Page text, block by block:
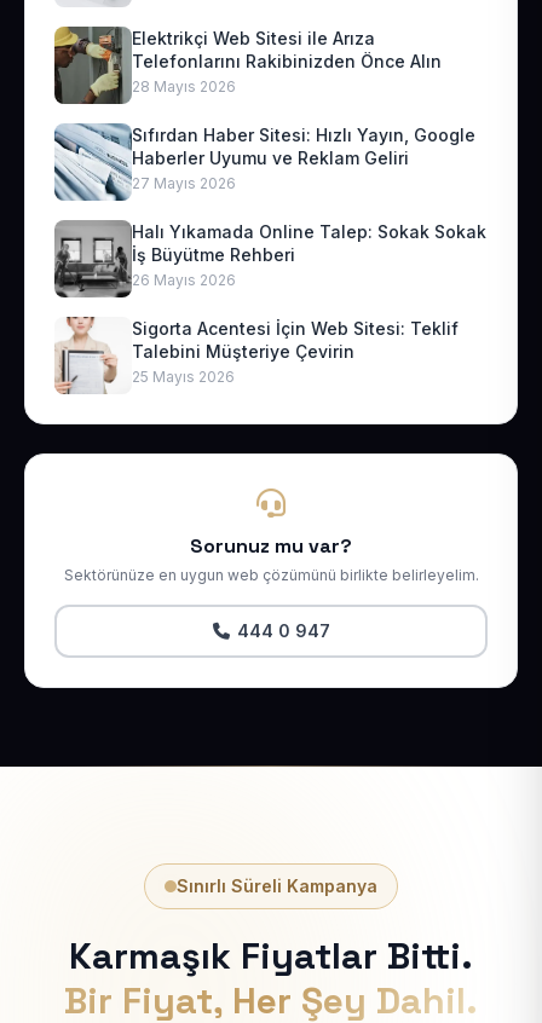
Elektrikçi Web Sitesi ile Arıza
Telefonlarını Rakibinizden Önce Alın
28 Mayıs 2026
Sıfırdan Haber Sitesi: Hızlı Yayın, Google
Haberler Uyumu ve Reklam Geliri
27 Mayıs 2026
Halı Yıkamada Online Talep: Sokak Sokak
İş Büyütme Rehberi
26 Mayıs 2026
Sigorta Acentesi İçin Web Sitesi: Teklif
Talebini Müşteriye Çevirin
25 Mayıs 2026
Sorunuz mu var?
Sektörünüze en uygun web çözümünü birlikte belirleyelim.
444 0 947
Sınırlı Süreli Kampanya
Karmaşık Fiyatlar Bitti.
Bir Fiyat, Her Şey Dahil.